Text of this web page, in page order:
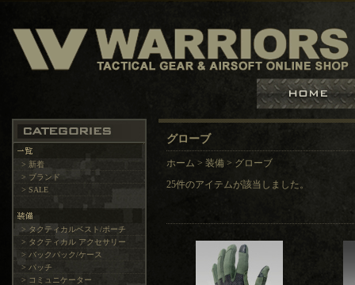
> 新着
> ブランド
> SALE
> タクティカルベスト/ポーチ
> タクティカル アクセサリー
> バックパック/ケース
> パッチ
> コミュニケーター
グローブ
ホーム > 装備 > グローブ
25件のアイテムが該当しました。